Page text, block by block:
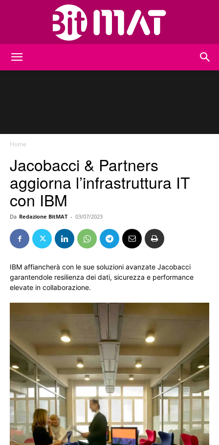
Home
Jacobacci & Partners
aggiorna l’infrastruttura IT
con IBM
Da Redazione BitMAT - 03/07/2023
IBM affiancherà con le sue soluzioni avanzate Jacobacci
garantendole resilienza dei dati, sicurezza e performance
elevate in collaborazione.